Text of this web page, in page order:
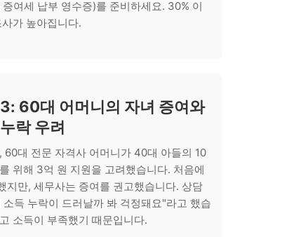
여세 납부 영수증)를 준비하세요. 30% 이
가 높아집니다.
60대 어머니의 자녀 증여와
락 우려
60대 전문 자격사 어머니가 40대 아들의 10
위해 3억 원 지원을 고려했습니다. 처음에
지만, 세무사는 증여를 권고했습니다. 상담
득 누락이 드러날까 봐 걱정돼요"라고 했습
소득이 부족했기 때문입니다.